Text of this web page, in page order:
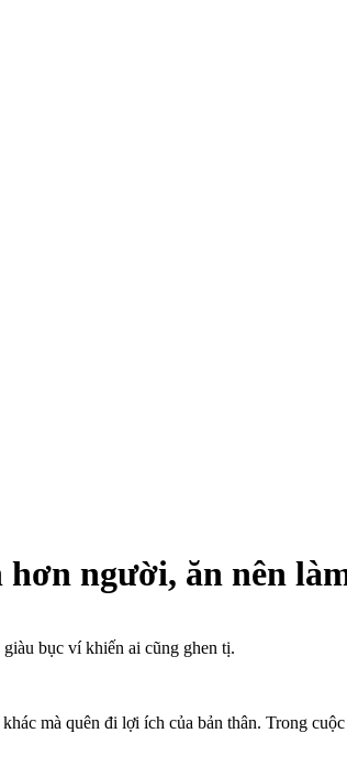
người, ăn nên
bục ví khiến ai cũng ghen tị.
mà quên đi lợi ích của bản thân. Trong